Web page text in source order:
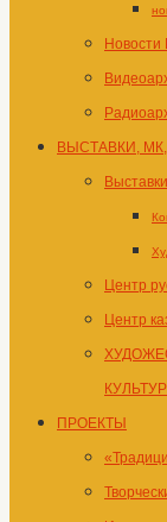
Новости
ВЫСТАВКИ,
Центр
Центр
ПРОЕКТЫ